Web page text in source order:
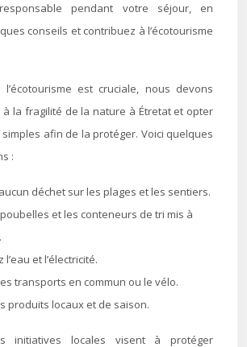
pendant votre séjour, en
conseils et contribuez à l’écotourisme
l’écotourisme est cruciale, nous devons
la fragilité de la nature à Étretat et opter
afin de la protéger. Voici quelques
:
déchet sur les plages et les sentiers.
et les conteneurs de tri mis à
l’eau et l’électricité.
transports en commun ou le vélo.
produits locaux et de saison.
initiatives locales visent à protéger